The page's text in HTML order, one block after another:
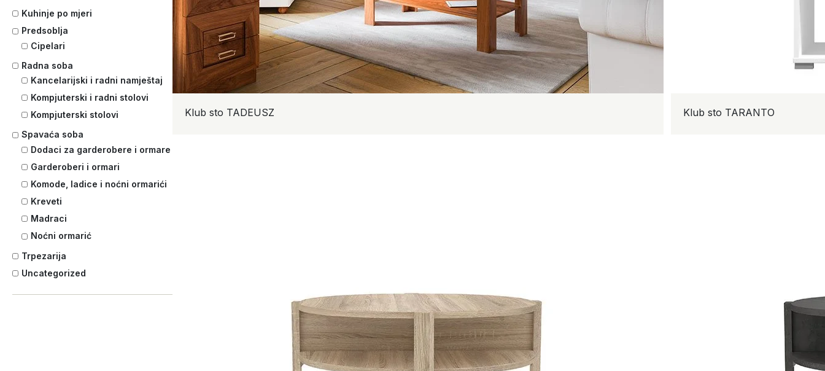
Kuhinje po mjeri
Predsoblja
Cipelari
Radna soba
Kancelarijski i radni namještaj
Kompjuterski i radni stolovi
Kompjuterski stolovi
Spavaća soba
Dodaci za garderobere i ormare
Garderoberi i ormari
Komode, ladice i noćni ormarići
Kreveti
Madraci
Noćni ormarić
Trpezarija
Uncategorized
Klub sto TADEUSZ Klub sto TARANTO